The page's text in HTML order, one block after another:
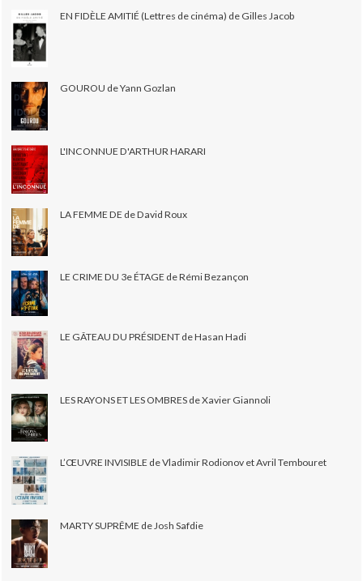
EN FIDÈLE AMITIÉ (Lettres de cinéma) de Gilles Jacob
GOUROU de Yann Gozlan
L'INCONNUE D'ARTHUR HARARI
LA FEMME DE de David Roux
LE CRIME DU 3e ÉTAGE de Rémi Bezançon
LE GÂTEAU DU PRÉSIDENT de Hasan Hadi
LES RAYONS ET LES OMBRES de Xavier Giannoli
L’ŒUVRE INVISIBLE de Vladimir Rodionov et Avril Tembouret
MARTY SUPRÊME de Josh Safdie